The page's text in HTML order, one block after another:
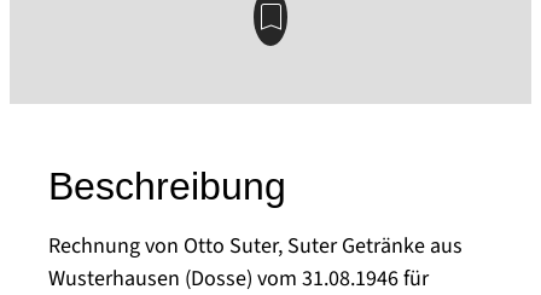
Beschreibung
Rechnung von Otto Suter, Suter Getränke aus
Wusterhausen (Dosse) vom 31.08.1946 für